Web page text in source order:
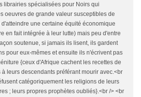
librairies spécialisées pour Noirs qui
oeuvres de grande valeur susceptibles de
d'atteindre une certaine équité économique
en fait intégrée à leur lutte) mais peu d'entre
soutenue, si jamais ils lisent, ils gardent
pour eux-mêmes et ensuite ils n'écrivent pas
{ceux d'Afrique cachent les recettes de
à leurs descendants préférant mourir avec.<br
catégoriquement les religions de leurs
; leurs propres prophètes oubliés}.<br /> <br